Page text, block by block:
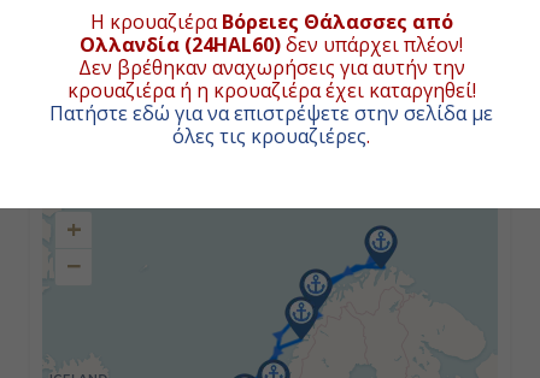
Η κρουαζιέραΒόρειες Θάλασσες από
Ολλανδία (24HAL60)δεν υπάρχει πλέον!
Δεν βρέθηκαν αναχωρήσεις για αυτήν την
κρουαζιέρα ή η κρουαζιέρα έχει καταργηθεί!
Πατήστε εδώ για να επιστρέψετε στην σελίδα με
όλες τις κρουαζιέρες.
Ημέρα 3η
Αάλεσουντ, Νορβηγία
Ημέρα 4η
Τροντχάϊμ , Νορβηγία
ΧΑΡΤΗΣ ΚΡΟΥΑΖΙΕΡΑΣ
+
−